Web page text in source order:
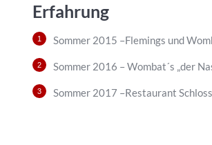
Erfahrung
Sommer 2015 –Flemings und
Sommer 2016 – Wombat´s „der
Sommer 2017 –Restaurant